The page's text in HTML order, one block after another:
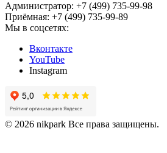
Администратор: +7 (499) 735-99-98
Приёмная: +7 (499) 735-99-89
Мы в соцсетях:
Вконтакте
YouTube
Instagram
© 2026 nikpark Все права защищены.